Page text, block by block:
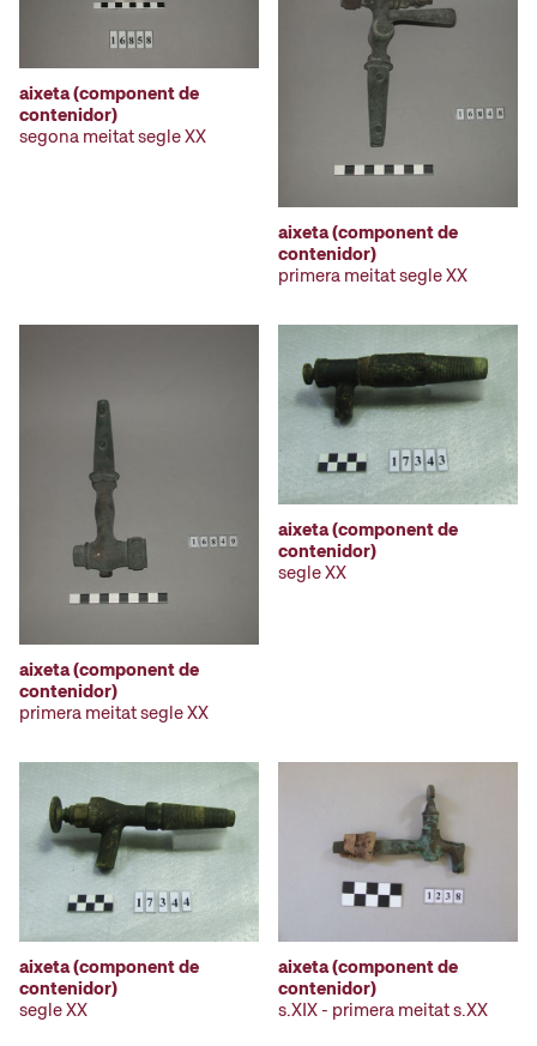
aixeta (component de
contenidor)
segona meitat segle XX
aixeta (component de
contenidor)
primera meitat segle XX
aixeta (component de
contenidor)
primera meitat segle XX
aixeta (component de
contenidor)
segle XX
aixeta (component de
contenidor)
segle XX
aixeta (component de
contenidor)
s.XIX - primera meitat s.XX